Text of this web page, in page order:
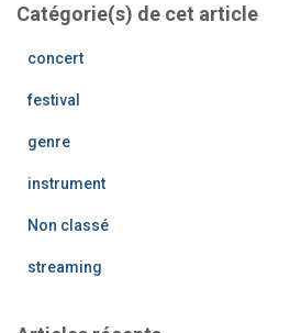
Catégorie(s) de cet article
concert
festival
genre
instrument
Non classé
streaming